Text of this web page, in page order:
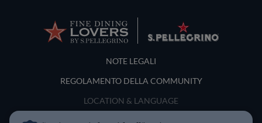
Terms and Conditions
NOTE LEGALI
REGOLAMENTO DELLA COMMUNITY
LOCATION & LANGUAGE